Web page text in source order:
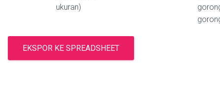
ukuran)
EKSPOR KE SPREADSHEET